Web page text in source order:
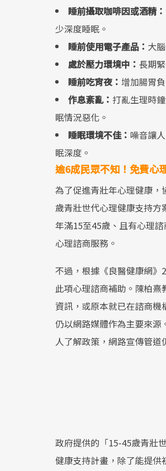
睡前攝取咖啡因或酒精：
少深度睡眠。
睡前使用電子產品： 大
處於壓力環境中： 長期
睡前吃宵夜： 增加腸胃
作息紊亂： 打亂生理時
眠情況惡化。
睡眠環境不佳： 噪音讓
眠深度。
逾6成民眾不知！免費心
為了促進青壯年心理健康
歲青壯世代心理健康支持
年滿15至45歲、且有心理
心理諮商服務。
不過，根據《良醫健康網
此項心理諮商補助。陳柏
資訊，或原本就已在諮商
仍以網路媒體作為主要來
人了解政策，網路宣傳管道
政府提供的「15-45歲青壯
健康支持計畫，除了能提